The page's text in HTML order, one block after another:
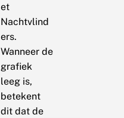
et
Nachtvlind
ers.
Wanneer de
grafiek
leeg is,
betekent
dit dat de